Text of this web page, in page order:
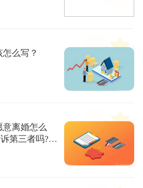
么写？
意离婚怎么
第三者吗?